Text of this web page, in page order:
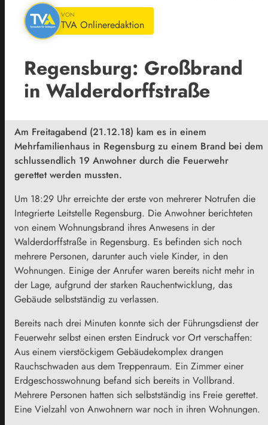
VON
TVA Onlineredaktion
Regensburg: Großbrand
in Walderdorffstraße
Am Freitagabend (21.12.18) kam es in einem
Mehrfamilienhaus in Regensburg zu einem Brand bei dem
schlussendlich 19 Anwohner durch die Feuerwehr
gerettet werden mussten.
Um 18:29 Uhr erreichte der erste von mehrerer Notrufen die
Integrierte Leitstelle Regensburg. Die Anwohner berichteten
von einem Wohnungsbrand ihres Anwesens in der
Walderdorffstraße in Regensburg. Es befinden sich noch
mehrere Personen, darunter auch viele Kinder, in den
Wohnungen. Einige der Anrufer waren bereits nicht mehr in
der Lage, aufgrund der starken Rauchentwicklung, das
Gebäude selbstständig zu verlassen.
Bereits nach drei Minuten konnte sich der Führungsdienst der
Feuerwehr selbst einen ersten Eindruck vor Ort verschaffen:
Aus einem vierstöckigem Gebäudekomplex drangen
Rauchschwaden aus dem Treppenraum. Ein Zimmer einer
Erdgeschosswohnung befand sich bereits in Vollbrand.
Mehrere Personen hatten sich selbstständig ins Freie gerettet.
Eine Vielzahl von Anwohnern war noch in ihren Wohnungen.